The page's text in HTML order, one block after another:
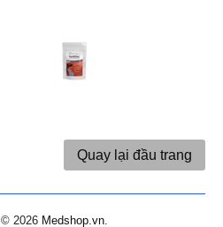
Quay lại đầu trang
© 2026 Medshop.vn.